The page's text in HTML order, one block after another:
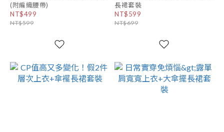
(附編織腰帶)
NT$499
NT$599
長裙套裝
NT$599
NT$699